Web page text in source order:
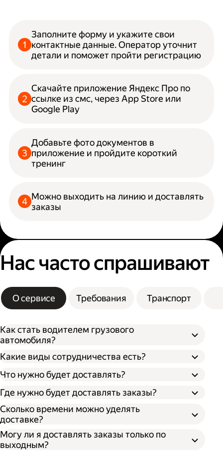
Заполните форму и укажите свои
контактные данные. Оператор уточнит
детали и поможет пройти регистрацию
Скачайте приложение Яндекс Про по
ссылке из смс, через App Store или
Google Play
Добавьте фото документов в
приложение и пройдите короткий
тренинг
Можно выходить на линию и доставлять
заказы
Нас часто спрашивают
О сервисе Требования Транспорт
Как стать водителем грузового
автомобиля?
Какие виды сотрудничества есть?
Через парк;
Через парк как самозанятый;
Как самозанятый;
Как индивидуальный предприниматель;
Что нужно будет доставлять?
Где нужно будет доставлять заказы?
Сколько времени можно уделять
доставке?
Могу ли я доставлять заказы только по
выходным?